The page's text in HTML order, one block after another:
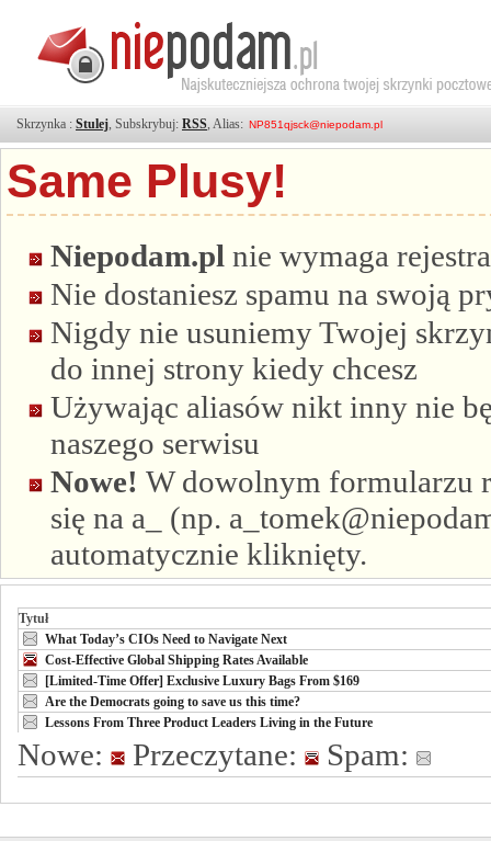
Skrzynka : Stulej, Subskrybuj: RSS, Alias:
Same Plusy!
Niepodam.pl nie wymaga
Nie dostaniesz spamu na swoją
Nigdy nie usuniemy Twojej
do innej strony kiedy chcesz
Używając aliasów nikt inny nie
naszego serwisu
Nowe! W dowolnym formularzu
się na a_ (np.
automatycznie kliknięty.
Tytuł
What Today’s CIOs Need to Navigate Next
Cost-Effective Global Shipping Rates Available
[Limited-Time Offer] Exclusive Luxury Bags From $169
Are the Democrats going to save us this time?
Lessons From Three Product Leaders Living in the Future
Nowe: Przeczytane: Spam: